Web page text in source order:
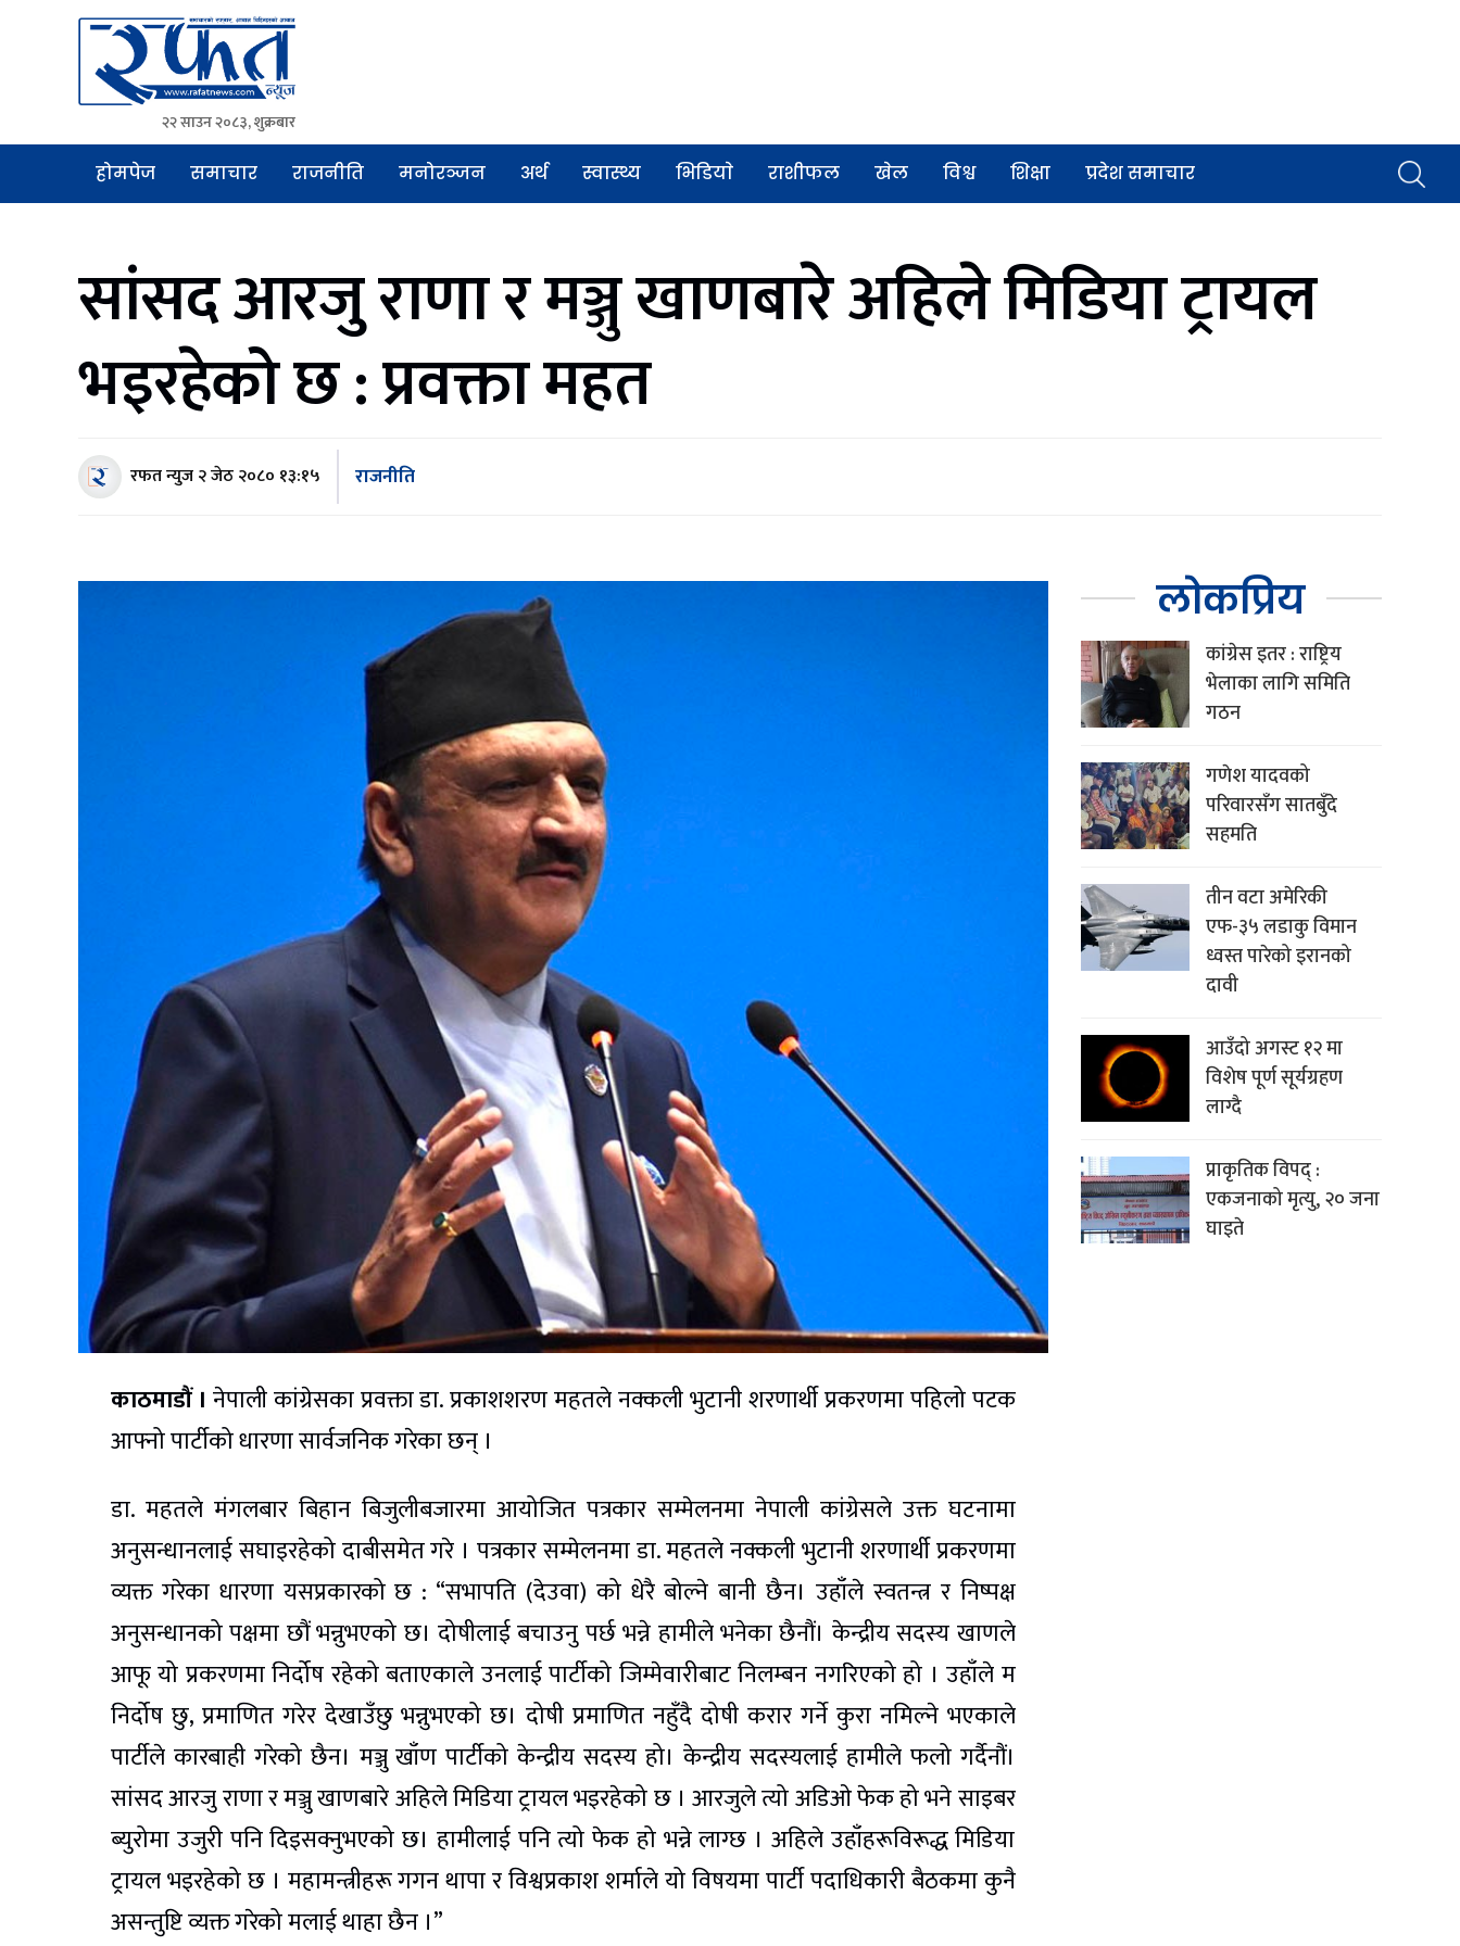
Rafat News
समाचारको रफ्तार, आवाज बिहिनहरुको आवाज
२२ साउन २०८३, शुक्रबार
होमपेज समाचार राजनीति मनोरञ्जन अर्थ स्वास्थ्य भिडियाे राशीफल खेल विश्व शिक्षा प्रदेश समाचार
सांसद आरजु राणा र मञ्जु खाणबारे अहिले मिडिया ट्रायल
भइरहेको छ : प्रवक्ता महत
रफत न्युज२ जेठ २०८० १३:१५ राजनीति
काठमाडौं । नेपाली कांग्रेसका प्रवक्ता डा. प्रकाशशरण महतले नक्कली भुटानी शरणार्थी प्रकरणमा पहिलो पटक
आफ्नो पार्टीको धारणा सार्वजनिक गरेका छन् ।
डा. महतले मंगलबार बिहान बिजुलीबजारमा आयोजित पत्रकार सम्मेलनमा नेपाली कांग्रेसले उक्त घटनामा
अनुसन्धानलाई सघाइरहेको दाबीसमेत गरे । पत्रकार सम्मेलनमा डा. महतले नक्कली भुटानी शरणार्थी प्रकरणमा
व्यक्त गरेका धारणा यसप्रकारको छ : “सभापति (देउवा) को धेरै बोल्ने बानी छैन। उहाँले स्वतन्त्र र निष्पक्ष
अनुसन्धानको पक्षमा छौं भन्नुभएको छ। दोषीलाई बचाउनु पर्छ भन्ने हामीले भनेका छैनौं। केन्द्रीय सदस्य खाणले
आफू यो प्रकरणमा निर्दोष रहेको बताएकाले उनलाई पार्टीको जिम्मेवारीबाट निलम्बन नगरिएको हो । उहाँले म
निर्दोष छु, प्रमाणित गरेर देखाउँछु भन्नुभएको छ। दोषी प्रमाणित नहुँदै दोषी करार गर्ने कुरा नमिल्ने भएकाले
पार्टीले कारबाही गरेको छैन। मञ्जु खाँण पार्टीको केन्द्रीय सदस्य हो। केन्द्रीय सदस्यलाई हामीले फलो गर्दैनौं।
सांसद आरजु राणा र मञ्जु खाणबारे अहिले मिडिया ट्रायल भइरहेको छ । आरजुले त्यो अडिओ फेक हो भने साइबर
ब्युरोमा उजुरी पनि दिइसक्नुभएको छ। हामीलाई पनि त्यो फेक हो भन्ने लाग्छ । अहिले उहाँहरूविरूद्ध मिडिया
ट्रायल भइरहेको छ । महामन्त्रीहरू गगन थापा र विश्वप्रकाश शर्माले यो विषयमा पार्टी पदाधिकारी बैठकमा कुनै
असन्तुष्टि व्यक्त गरेको मलाई थाहा छैन ।”
लोकप्रिय
कांग्रेस इतर : राष्ट्रिय
भेलाका लागि समिति
गठन
गणेश यादवको
परिवारसँग सातबुँदे
सहमति
तीन वटा अमेरिकी
एफ-३५ लडाकु विमान
ध्वस्त पारेको इरानको
दावी
आउँदो अगस्ट १२ मा
विशेष पूर्ण सूर्यग्रहण
लाग्दै
प्राकृतिक विपद् :
एकजनाको मृत्यु, २० जना
घाइते